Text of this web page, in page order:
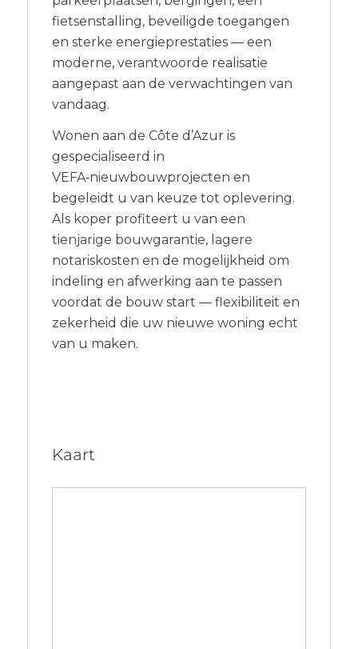
fietsenstalling, beveiligde toegangen
en sterke energieprestaties — een
moderne, verantwoorde realisatie
aangepast aan de verwachtingen van
vandaag.
Wonen aan de Côte d’Azur is
gespecialiseerd in
VEFA‑nieuwbouwprojecten en
begeleidt u van keuze tot oplevering.
Als koper profiteert u van een
tienjarige bouwgarantie, lagere
notariskosten en de mogelijkheid om
indeling en afwerking aan te passen
voordat de bouw start — flexibiliteit en
zekerheid die uw nieuwe woning echt
van u maken.
Kaart